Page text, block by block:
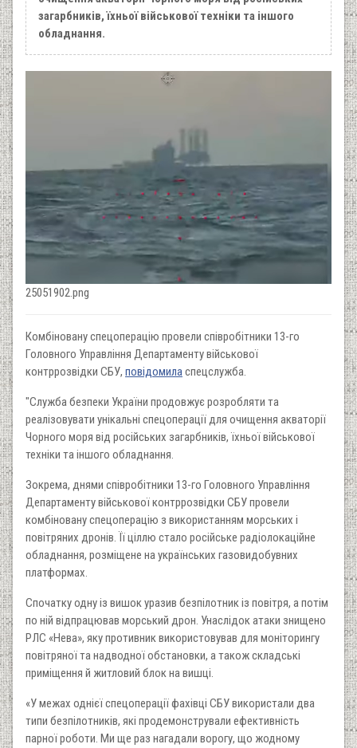
загарбників, їхньої військової техніки та іншого
обладнання.
25051902.png
Комбіновану спецоперацію провели співробітники 13-го
Головного Управління Департаменту військової
контррозвідки СБУ, повідомиласпецслужба.
"Служба безпеки України продовжує розробляти та
реалізовувати унікальні спецоперації для очищення акваторії
Чорного моря від російських загарбників, їхньої військової
техніки та іншого обладнання.
Зокрема, днями співробітники 13-го Головного Управління
Департаменту військової контррозвідки СБУ провели
комбіновану спецоперацію з використанням морських і
повітряних дронів. Її ціллю стало російське радіолокаційне
обладнання, розміщене на українських газовидобувних
платформах.
Спочатку одну із вишок уразив безпілотник із повітря, а потім
по ній відпрацював морський дрон. Унаслідок атаки знищено
РЛС «Нева», яку противник використовував для моніторингу
повітряної та надводної обстановки, а також складські
приміщення й житловий блок на вишці.
«У межах однієї спецоперації фахівці СБУ використали два
типи безпілотників, які продемонстрували ефективність
парної роботи. Ми ще раз нагадали ворогу, що жодному